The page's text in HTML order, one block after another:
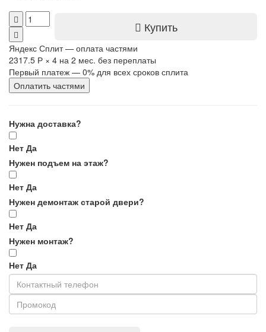
Купить
Яндекс Сплит — оплата частями
2317.5 Р × 4 на 2 мес. без переплаты
Первый платеж — 0% для всех сроков сплита
Оплатить частями
Нужна доставка?
Нет Да
Нужен подъем на этаж?
Нет Да
Нужен демонтаж старой двери?
Нет Да
Нужен монтаж?
Нет Да